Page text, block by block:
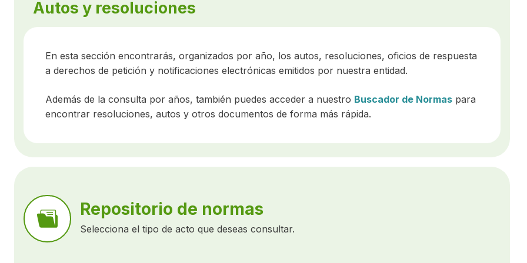
Autos y resoluciones
En esta sección encontrarás, organizados por año, los autos, resoluciones, oficios de respuesta
a derechos de petición y notificaciones electrónicas emitidos por nuestra entidad.
Además de la consulta por años, también puedes acceder a nuestro Buscador de Normas para
encontrar resoluciones, autos y otros documentos de forma más rápida.
Repositorio de normas
Selecciona el tipo de acto que deseas consultar.